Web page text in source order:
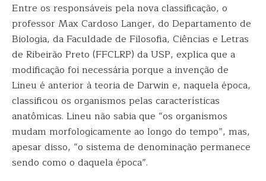
Entre os responsáveis pela nova classificação, o
professor Max Cardoso Langer, do Departamento de
Biologia, da Faculdade de Filosofia, Ciências e Letras
de Ribeirão Preto (FFCLRP) da USP, explica que a
modificação foi necessária porque a invenção de
Lineu é anterior à teoria de Darwin e, naquela época,
classificou os organismos pelas características
anatômicas. Lineu não sabia que “os organismos
mudam morfologicamente ao longo do tempo”, mas,
apesar disso, “o sistema de denominação permanece
sendo como o daquela época”.